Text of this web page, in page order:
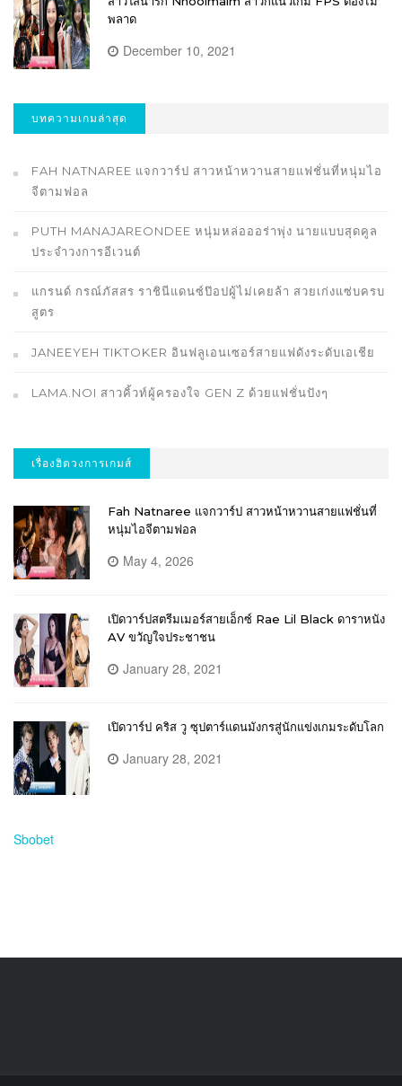
พลาด
December 10, 2021
บทความเกมล่าสุด
FAH NATNAREE แจกวาร์ป สาวหน้าหวานสายแฟชั่นที่หนุ่มไอ
จีตามฟอล
PUTH MANAJAREONDEE หนุ่มหล่อออร่าพุ่ง นายแบบสุดคูล
ประจำวงการอีเวนต์
แกรนด์ กรณ์ภัสสร ราชินีแดนซ์ป๊อปผู้ไม่เคยล้า สวยเก่งแซ่บครบ
สูตร
JANEEYEH TIKTOKER อินฟลูเอนเซอร์สายแฟดังระดับเอเชีย
LAMA.NOI สาวคิ้วท์ผู้ครองใจ GEN Z ด้วยแฟชั่นปังๆ
เรื่องฮิตวงการเกมส์
Fah Natnaree แจกวาร์ป สาวหน้าหวานสายแฟชั่นที่
หนุ่มไอจีตามฟอล
May 4, 2026
เปิดวาร์ปสตรีมเมอร์สายเอ็กซ์ Rae Lil Black ดาราหนัง
AV ขวัญใจประชาชน
January 28, 2021
เปิดวาร์ป คริส วู ซุปตาร์แดนมังกรสู่นักแข่งเกมระดับโลก
January 28, 2021
Sbobet